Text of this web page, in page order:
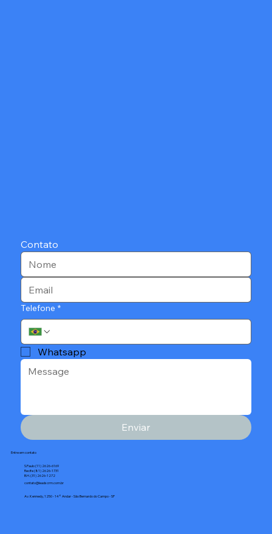
Contato
Telefone *
Whatsapp
Enviar
Entre em contato
S.Paulo (11) 2626-6169
Recife (81) 2626-1731
B.H. (31) 2626-1272
contato@leadscrm.com.br
Av. Kennedy, 1250 - 14° Andar - São Bernardo do Campo - SP